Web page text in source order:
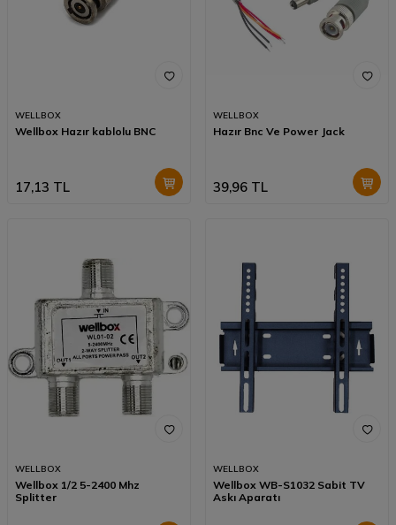
WELLBOX
Wellbox Hazır kablolu BNC
17,13 TL
WELLBOX
Hazır Bnc Ve Power Jack
39,96 TL
WELLBOX
Wellbox 1/2 5-2400 Mhz
Splitter
WELLBOX
Wellbox WB-S1032 Sabit TV
Askı Aparatı